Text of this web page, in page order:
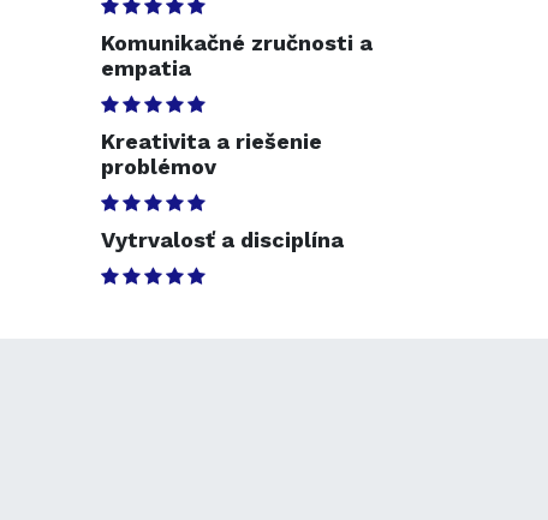
Komunikačné zručnosti a
empatia
Kreativita a riešenie
problémov
Vytrvalosť a disciplína